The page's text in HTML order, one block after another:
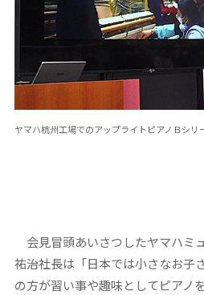
ヤマハ杭州工場でのアップライトピアノＢシ
会見冒頭あいさつしたヤマハミ
祐治社長は「日本では小さなお子
の方が習い事や趣味としてピアノ